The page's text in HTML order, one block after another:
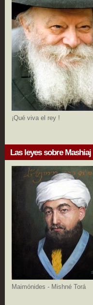
¡Qué viva el rey !
Las leyes sobre Mashiaj
Maimónides - Mishné Torá